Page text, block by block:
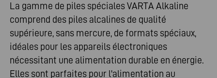
La gamme de piles spéciales VARTA Alkaline
comprend des piles alcalines de qualité
supérieure, sans mercure, de formats spéciaux,
idéales pour les appareils électroniques
nécessitant une alimentation durable en énergie.
Elles sont parfaites pour l'alimentation au